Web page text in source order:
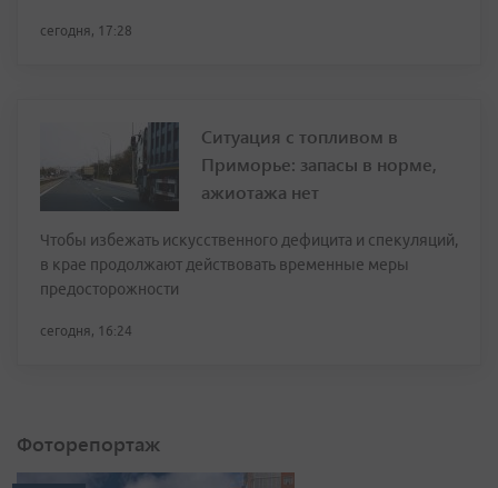
сегодня, 17:28
Ситуация с топливом в
Приморье: запасы в норме,
ажиотажа нет
Чтобы избежать искусственного дефицита и спекуляций,
в крае продолжают действовать временные меры
предосторожности
сегодня, 16:24
Фоторепортаж